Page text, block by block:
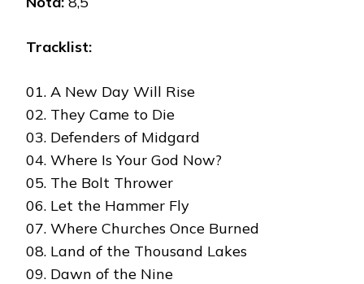
Tracklist:
01. A New Day Will Rise
02. They Came to Die
03. Defenders of Midgard
04. Where Is Your God Now?
05. The Bolt Thrower
06. Let the Hammer Fly
07. Where Churches Once Burned
08. Land of the Thousand Lakes
09. Dawn of the Nine